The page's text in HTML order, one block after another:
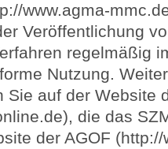
www.agma-
Veröffentlichung
regelmäßig
Nutzung.
Sie auf der Website
die das
der AGOF